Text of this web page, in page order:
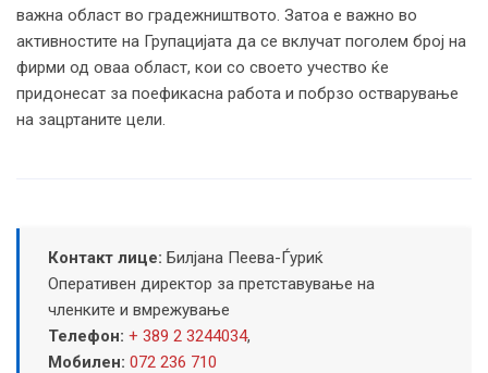
важна област во градежништвото. Затоа е важно во
активностите на Групацијата да се вклучат поголем број на
фирми од оваа област, кои со своето учество ќе
придонесат за поефикасна работа и побрзо остварување
на зацртаните цели.
Контакт лице: Билјана Пеева-Ѓуриќ
Оперативен директор за претставување на
членките и вмрежување
Телефон: + 389 2 3244034,
Мобилен: 072 236 710